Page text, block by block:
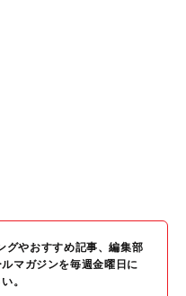
やおすすめ記事、編集部
マガジンを毎週金曜日に
。